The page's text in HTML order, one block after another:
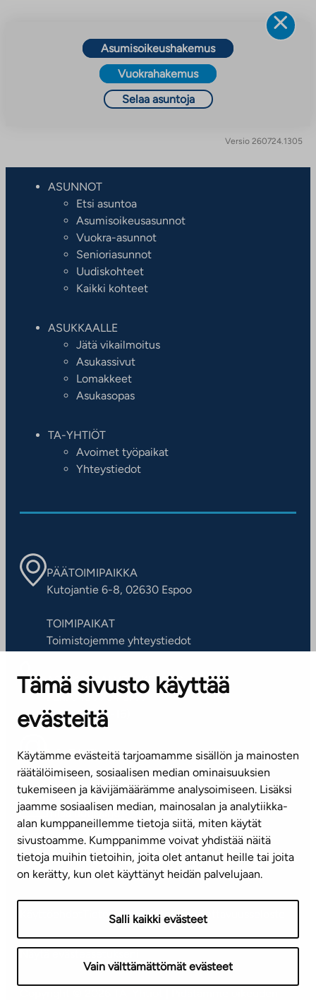
Tämä sivusto käyttää
evästeitä
Käytämme evästeitä tarjoamamme sisällön ja mainosten
räätälöimiseen, sosiaalisen median ominaisuuksien
tukemiseen ja kävijämäärämme analysoimiseen. Lisäksi
jaamme sosiaalisen median, mainosalan ja analytiikka-
alan kumppaneillemme tietoja siitä, miten käytät
sivustoamme. Kumppanimme voivat yhdistää näitä
tietoja muihin tietoihin, joita olet antanut heille tai joita
on kerätty, kun olet käyttänyt heidän palvelujaan.
Salli kaikki evästeet
Vain välttämättömät evästeet
Asumisoikeushakemus
Vuokrahakemus
Selaa asuntoja
Versio 260724.1305
ASUNNOT
Etsi asuntoa
Asumisoikeusasunnot
Vuokra-asunnot
Senioriasunnot
Uudiskohteet
Kaikki kohteet
ASUKKAALLE
Jätä vikailmoitus
Asukassivut
Lomakkeet
Asukasopas
TA-YHTIÖT
Avoimet työpaikat
Yhteystiedot
PÄÄTOIMIPAIKKA
Kutojantie 6-8, 02630 Espoo
TOIMIPAIKAT
Toimistojemme yhteystiedot
ASIAKASPALVELUKESKUS
Puh. 045 7734 3777
(arkisin klo 8-16)
info@ta.fi
Tilaa uutiskirje
Mediapankki
TietosuojaselosteSaavutettavuusseloste